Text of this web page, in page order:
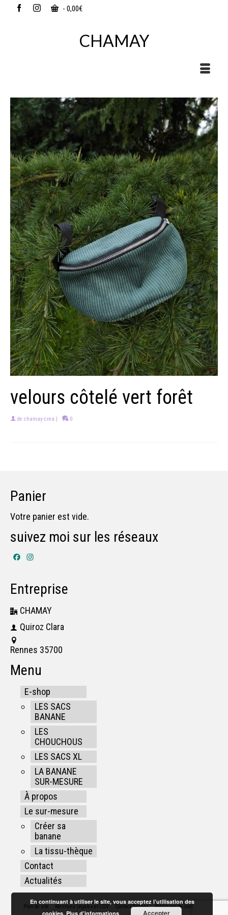
- 0,00€
CHAMAY
velours côtelé vert forêt
de chamay-crea | 0
Panier
Votre panier est vide.
suivez moi sur les réseaux
Facebook
Entreprise
CHAMAY
Quiroz Clara
Rennes 35700
Menu
E-shop
LES SACS
BANANE
LES
CHOUCHOUS
LES SACS XL
LA BANANE
SUR-MESURE
À propos
Le sur-mesure
Créer sa
banane
La tissu-thèque
Contact
Actualités
Plan de site Mentions Légales et CGV Contact Rennes Politiques de confidentialité
En continuant à utiliser le site, vous acceptez l’utilisation des
cookies.Plus d’informations Accepter